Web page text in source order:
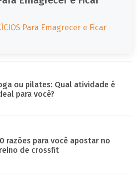
Para Emagrecer e Ficar
ou pilates: Qual atividade é
para você?
razões para você apostar no
de crossfit